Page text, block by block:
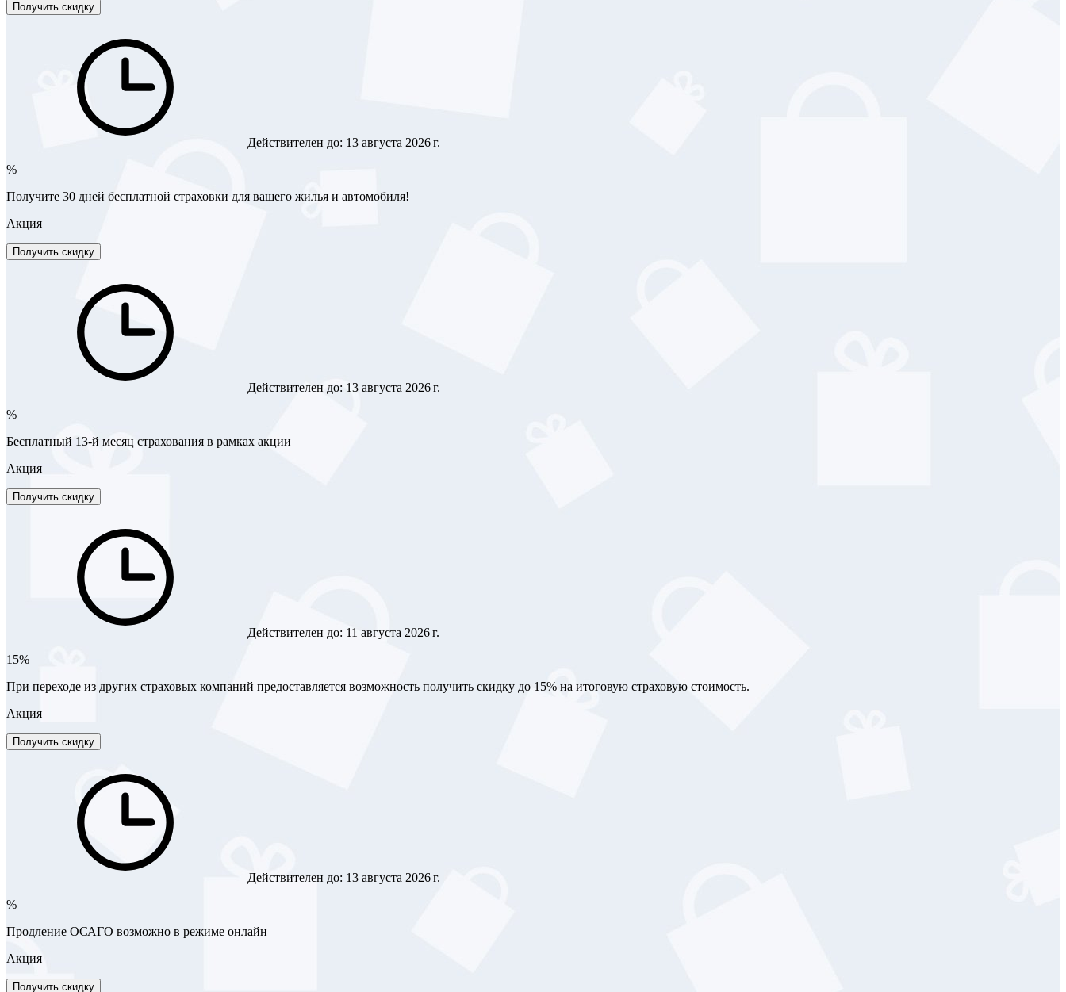
Получить скидку
Действителен до: 13 августа 2026 г.
%
Получите 30 дней бесплатной страховки для вашего жилья и автомобиля!
Акция
Получить скидку
Действителен до: 13 августа 2026 г.
%
Бесплатный 13-й месяц страхования в рамках акции
Акция
Получить скидку
Действителен до: 11 августа 2026 г.
15%
При переходе из других страховых компаний предоставляется возможность получить скидку до 15% на итоговую страховую стоимость.
Акция
Получить скидку
Действителен до: 13 августа 2026 г.
%
Продление ОСАГО возможно в режиме онлайн
Акция
Получить скидку